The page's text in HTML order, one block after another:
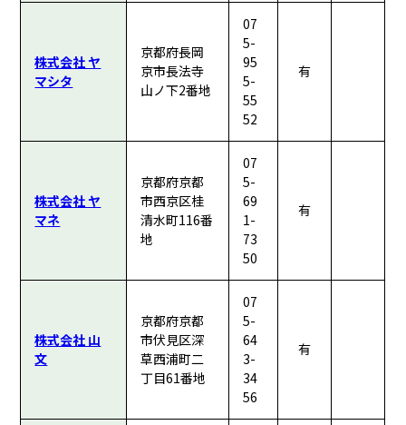
株式会社 ヤ
マシタ
京都府長岡
京市長法寺
山ノ下2番地
07
5-
95
5-
55
52
有
株式会社 ヤ
マネ
京都府京都
市西京区桂
清水町116番
地
07
5-
69
1-
73
50
有
株式会社 山
文
京都府京都
市伏見区深
草西浦町二
丁目61番地
07
5-
64
3-
34
56
有